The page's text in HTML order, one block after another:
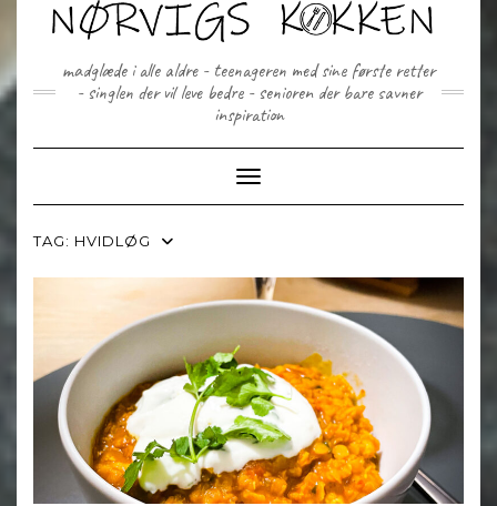
madglæde i alle aldre - teenageren med sine første retter
- singlen der vil leve bedre - senioren der bare savner
inspiration
Toggle Navigation
TAG: HVIDLØG